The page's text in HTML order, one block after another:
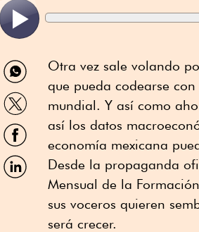
Compartir
por
WhatsApp
Compartir
por
Twitter
Compartir
por
Facebook
Compartir
por
Otra vez sale volando
que pueda codearse
mundial. Y así como
así los datos
economía mexicana
Desde la propaganda
Mensual de la
sus voceros quieren
será crecer.